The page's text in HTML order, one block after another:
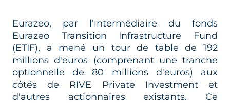
Eurazeo, par l'intermédiaire du fonds
Eurazeo Transition Infrastructure Fund
(ETIF), a mené un tour de table de 192
millions d'euros (comprenant une tranche
optionnelle de 80 millions d'euros) aux
côtés de RIVE Private Investment et
d'autres actionnaires existants. Ce